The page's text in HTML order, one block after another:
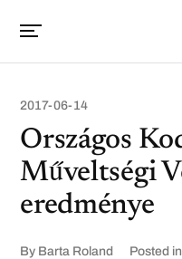
2017-06-14
Országos
Műveltségi
eredménye
By Barta Roland Posted in